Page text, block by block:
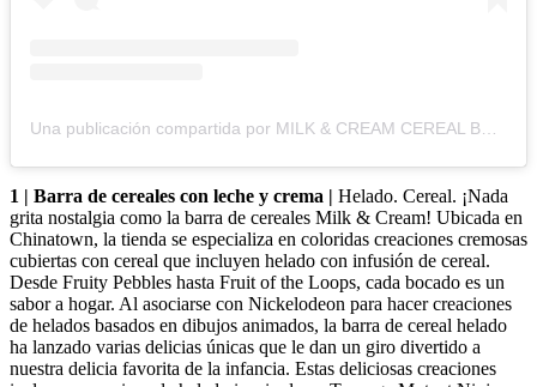
Una publicación compartida por MILK & CREAM CEREAL BAR (@milkandcreambar)
1 | Barra de cereales con leche y crema | Helado. Cereal. ¡Nada
grita nostalgia como la barra de cereales Milk & Cream! Ubicada en
Chinatown, la tienda se especializa en coloridas creaciones cremosas
cubiertas con cereal que incluyen helado con infusión de cereal.
Desde Fruity Pebbles hasta Fruit of the Loops, cada bocado es un
sabor a hogar. Al asociarse con Nickelodeon para hacer creaciones
de helados basados en dibujos animados, la barra de cereal helado
ha lanzado varias delicias únicas que le dan un giro divertido a
nuestra delicia favorita de la infancia. Estas deliciosas creaciones